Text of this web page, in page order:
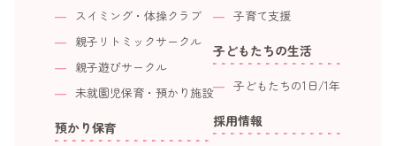
スイミング・体操クラブ
親子リトミックサークル
親子遊びサークル
未就園児保育・預かり施設
預かり保育
子育て支援
子どもたちの生活
子どもたちの1日/1年
採用情報